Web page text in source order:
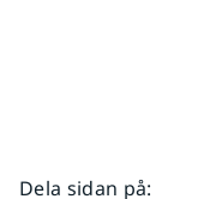
Dela sidan på: